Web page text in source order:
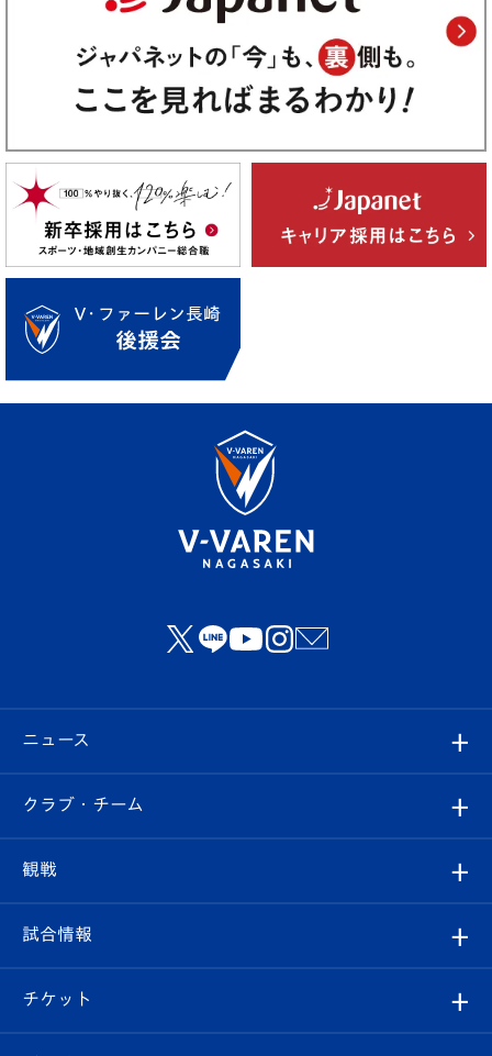
ニュース
すべて
クラブ
試合情報
クラブ・チーム
クラブ概要
エンブレム紹介
観戦
観戦ルール
はじめての観戦ガイド
試合情報
試合日程/結果
チケット